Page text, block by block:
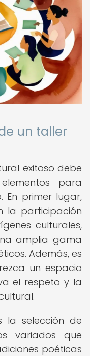
un taller
exitoso debe
para
En primer lugar,
la participación
culturales,
amplia gama
Además, es
un espacio
el respeto y la
la selección de
variados que
poéticas